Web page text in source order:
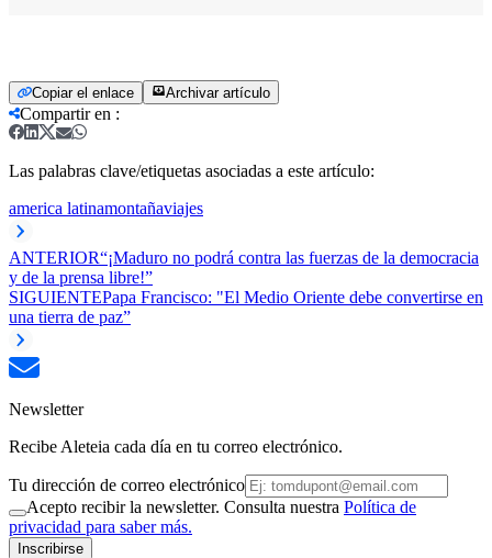
Copiar el enlace Archivar artículo
Compartir en :
Las palabras clave/etiquetas asociadas a este artículo:
america latinamontañaviajes
ANTERIOR“¡Maduro no podrá contra las fuerzas de la democracia
y de la prensa libre!”
SIGUIENTEPapa Francisco: "El Medio Oriente debe convertirse en
una tierra de paz”
Newsletter
Recibe Aleteia cada día en tu correo electrónico.
Tu dirección de correo electrónico
Acepto recibir la newsletter. Consulta nuestra Política de
privacidad para saber más.
Inscribirse